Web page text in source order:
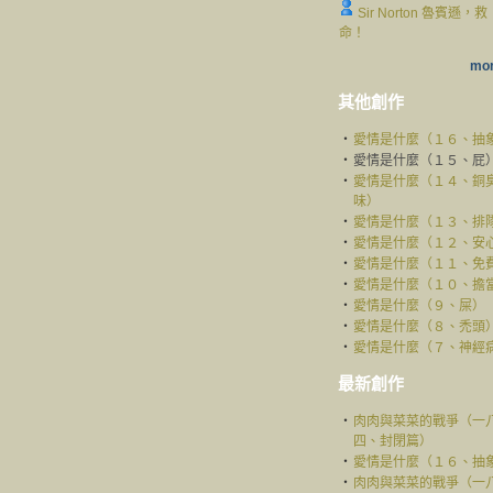
Sir Norton 魯賓遜，救
命！
其他創作
‧ 愛情是什麼（１６、抽
‧ 愛情是什麼（１５、屁）
‧ 愛情是什麼（１４、銅
味）
‧ 愛情是什麼（１３、排
‧ 愛情是什麼（１２、安
‧ 愛情是什麼（１１、免
‧ 愛情是什麼（１０、擔
‧ 愛情是什麼（９、屎）
‧ 愛情是什麼（８、禿頭）
‧ 愛情是什麼（７、神經
最新創作
‧ 肉肉與菜菜的戰爭（一
四、封閉篇）
‧ 愛情是什麼（１６、抽
‧ 肉肉與菜菜的戰爭（一